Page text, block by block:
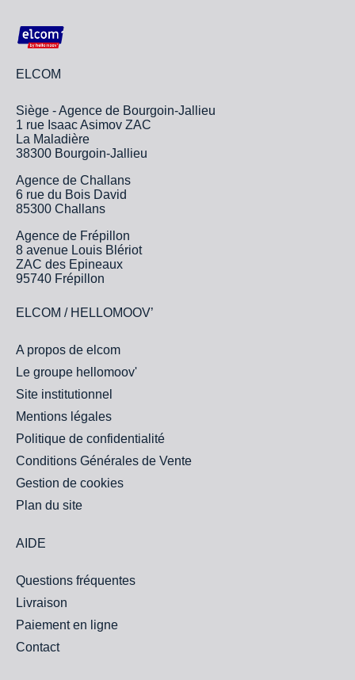
ELCOM
Siège - Agence de Bourgoin-Jallieu
1 rue Isaac Asimov ZAC
La Maladière
38300 Bourgoin-Jallieu
Agence de Challans
6 rue du Bois David
85300 Challans
Agence de Frépillon
8 avenue Louis Blériot
ZAC des Epineaux
95740 Frépillon
ELCOM / HELLOMOOV’
A propos de elcom
Le groupe hellomoov'
Site institutionnel
Mentions légales
Politique de confidentialité
Conditions Générales de Vente
Gestion de cookies
Plan du site
AIDE
Questions fréquentes
Livraison
Paiement en ligne
Contact